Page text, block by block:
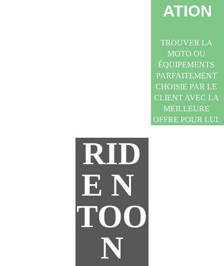
ATION
TROUVER LA
MOTO OU
ÉQUIPEMENTS
PARFAITEMENT
CHOISIE PAR LE
CLIENT AVEC LA
MEILLEURE
OFFRE POUR LUI.
RID
E N
TOO
N